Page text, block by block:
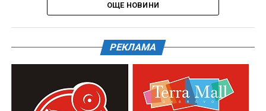
ОЩЕ НОВИНИ
РЕКЛАМА